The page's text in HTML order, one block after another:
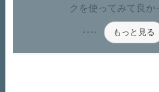
クを使ってみて良か
もっと見る